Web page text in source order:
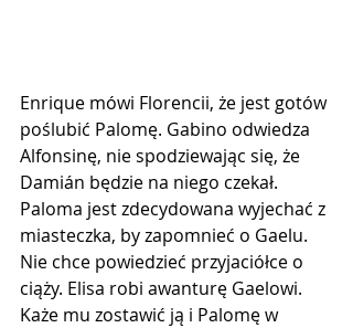
Enrique mówi Florencii, że jest gotów
poślubić Palomę. Gabino odwiedza
Alfonsinę, nie spodziewając się, że
Damián będzie na niego czekał.
Paloma jest zdecydowana wyjechać z
miasteczka, by zapomnieć o Gaelu.
Nie chce powiedzieć przyjaciółce o
ciąży. Elisa robi awanturę Gaelowi.
Każe mu zostawić ją i Palomę w